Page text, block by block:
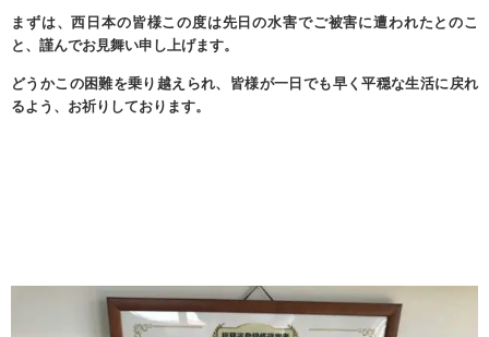
まずは、西日本の皆様この度は先日の水害でご被害に遭われたとのこ
と、謹んでお見舞い申し上げます。
どうかこの困難を乗り越えられ、皆様が一日でも早く平穏な生活に戻れ
るよう、お祈りしております。